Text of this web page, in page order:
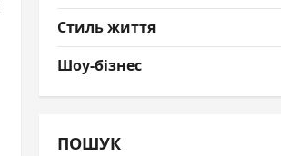
Стиль життя
Шоу-бізнес
ПОШУК